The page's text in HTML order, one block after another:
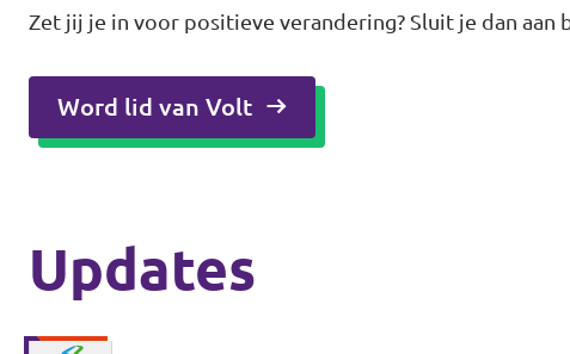
Zet jij je in voor positieve verandering? Sluit je dan aan
Word lid van Volt
Updates